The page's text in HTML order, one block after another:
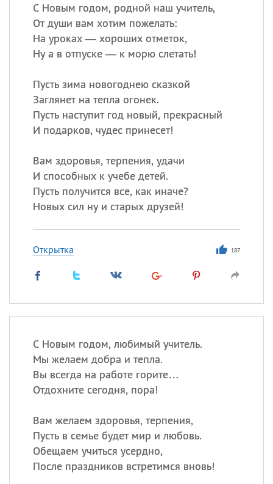
С Новым годом, родной наш учитель,
От души вам хотим пожелать:
На уроках — хороших отметок,
Ну а в отпуске — к морю слетать!
Пусть зима новогоднею сказкой
Заглянет на тепла огонек.
Пусть наступит год новый, прекрасный
И подарков, чудес принесет!
Вам здоровья, терпения, удачи
И способных к учебе детей.
Пусть получится все, как иначе?
Новых сил ну и старых друзей!
Открытка 187
С Новым годом, любимый учитель.
Мы желаем добра и тепла.
Вы всегда на работе горите…
Отдохните сегодня, пора!
Вам желаем здоровья, терпения,
Пусть в семье будет мир и любовь.
Обещаем учиться усердно,
После праздников встретимся вновь!